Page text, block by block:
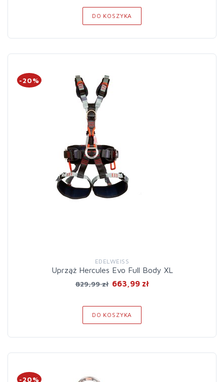
DO KOSZYKA
-20%
EDELWEISS
Uprząż Hercules Evo Full Body XL
829,99 zł 663,99 zł
DO KOSZYKA
-20%